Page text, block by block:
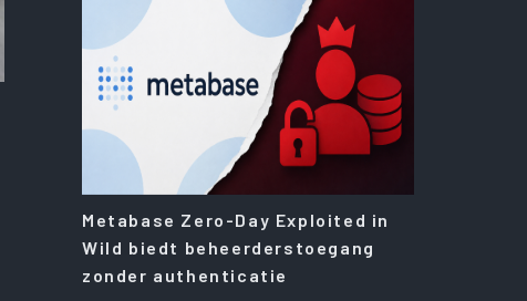
Metabase Zero-Day Exploited in
Wild biedt beheerderstoegang
zonder authenticatie